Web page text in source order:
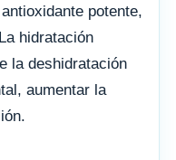
potente,
hidratación
la deshidratación
aumentar la